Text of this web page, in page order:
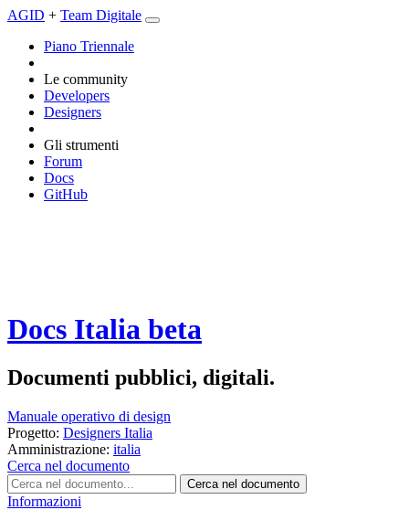
AGID + Team Digitale
Piano Triennale
Le community
Developers
Designers
Gli strumenti
Forum
Docs
GitHub
Docs Italia beta
Documenti pubblici, digitali.
Manuale operativo di design
Progetto: Designers Italia
Amministrazione: italia
Cerca nel documento
Cerca nel documento
Informazioni